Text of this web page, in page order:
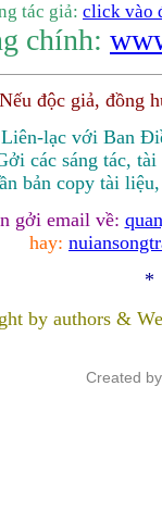
tác giả: click vào
chính:
Nếu độc giả, đồng
Liên-lạc với Ban
các sáng tác,
bản copy tài
gởi email về:
hay:
*
by authors &
Created